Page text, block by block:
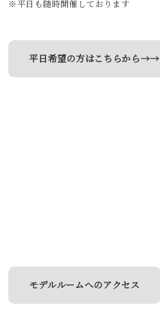
※平日も随時開催しております
平日希望の方はこちらから→→
モデルルームへのアクセス